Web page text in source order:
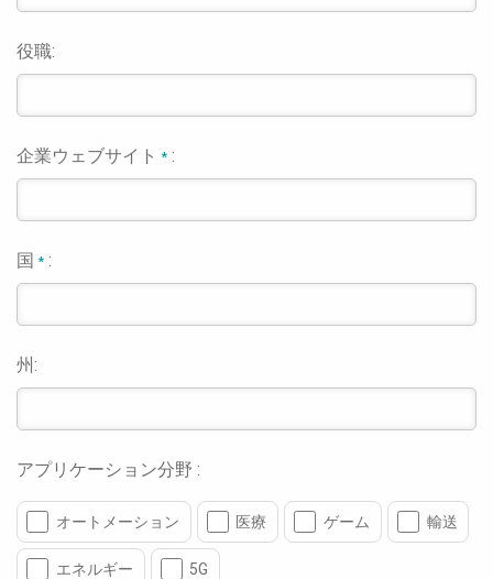
役職:
企業ウェブサイト* :
国* :
州:
アプリケーション分野 :
オートメーション 医療 ゲーム 輸送
エネルギー 5G